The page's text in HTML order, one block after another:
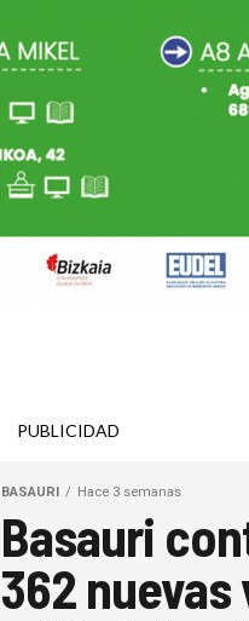
PUBLICIDAD
BASAURI Hace 3 semanas
Basauri
362